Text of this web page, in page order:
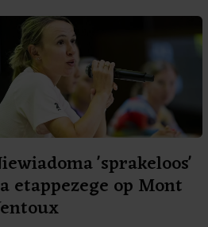
'sprakeloos'
etappezege op Mont